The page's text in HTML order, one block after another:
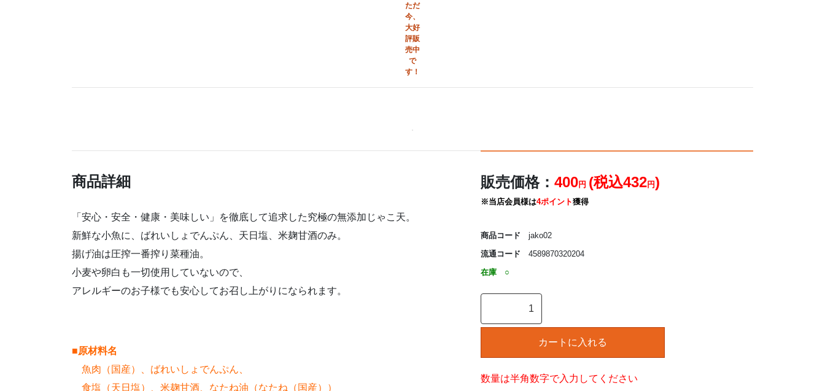
ただ
今、
大好
評販
売中
で
す！
商品詳細
「安心・安全・健康・美味しい」を徹底して追求した究極の無添加じゃこ天。
新鮮な小魚に、ばれいしょでんぷん、天日塩、米麹甘酒のみ。
揚げ油は圧搾一番搾り菜種油。
小麦や卵白も一切使用していないので、
アレルギーのお子様でも安心してお召し上がりになられます。
■原材料名
魚肉（国産）、ばれいしょでんぷん、
食塩（天日塩）、米麹甘酒、なたね油（なたね（国産））
販売価格： 400円 (税込432円)
※当店会員様は4ポイント獲得
商品コード jako02
流通コード 4589870320204
在庫 ○
数量は半角数字で入力してください